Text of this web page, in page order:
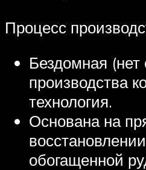
Процесс
Бездомная (нет
производства
технология.
Основана на
обогащенной